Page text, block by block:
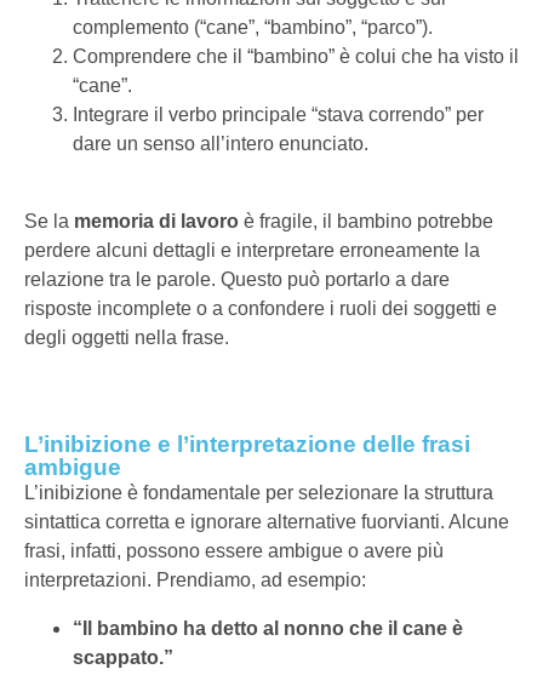
complemento (“cane”, “bambino”, “parco”).
Comprendere che il “bambino” è colui che ha visto il
“cane”.
Integrare il verbo principale “stava correndo” per
dare un senso all’intero enunciato.
Se la memoria di lavoro è fragile, il bambino potrebbe
perdere alcuni dettagli e interpretare erroneamente la
relazione tra le parole. Questo può portarlo a dare
risposte incomplete o a confondere i ruoli dei soggetti e
degli oggetti nella frase.
L’inibizione e l’interpretazione delle frasi
ambigue
L’inibizione è fondamentale per selezionare la struttura
sintattica corretta e ignorare alternative fuorvianti. Alcune
frasi, infatti, possono essere ambigue o avere più
interpretazioni. Prendiamo, ad esempio:
“Il bambino ha detto al nonno che il cane è
scappato.”